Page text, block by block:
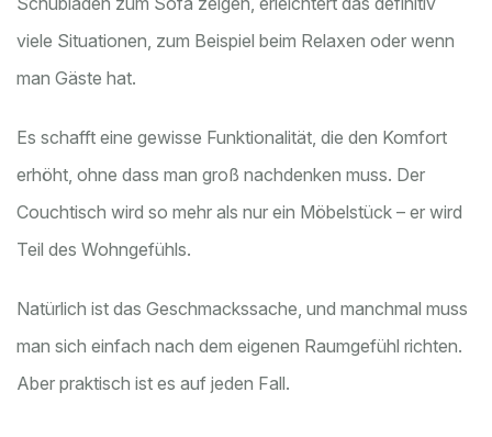
viele Situationen, zum Beispiel beim Relaxen oder wenn
man Gäste hat.
Es schafft eine gewisse Funktionalität, die den Komfort
erhöht, ohne dass man groß nachdenken muss. Der
Couchtisch wird so mehr als nur ein Möbelstück – er wird
Teil des Wohngefühls.
Natürlich ist das Geschmackssache, und manchmal muss
man sich einfach nach dem eigenen Raumgefühl richten.
Aber praktisch ist es auf jeden Fall.